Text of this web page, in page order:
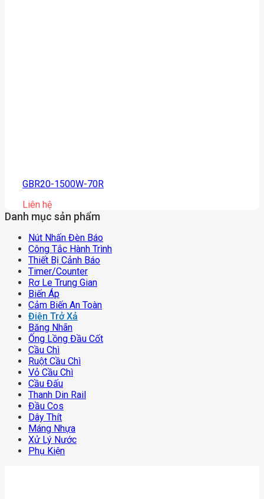
GBR20-1500W-70R
Liên hệ
Danh mục sản phẩm
Nút Nhấn Đèn Báo
Công Tắc Hành Trình
Thiết Bị Cảnh Báo
Timer/counter
Rơ Le Trung Gian
Biến Áp
Cảm Biến An Toàn
Điện Trở Xả
Băng Nhãn
Ống Lồng Đầu Cốt
Cầu Chì
Ruột Cầu Chì
Vỏ Cầu Chì
Cầu Đấu
Thanh Din Rail
Đầu Cos
Dây Thít
Máng Nhựa
Xử Lý Nước
Phụ Kiện